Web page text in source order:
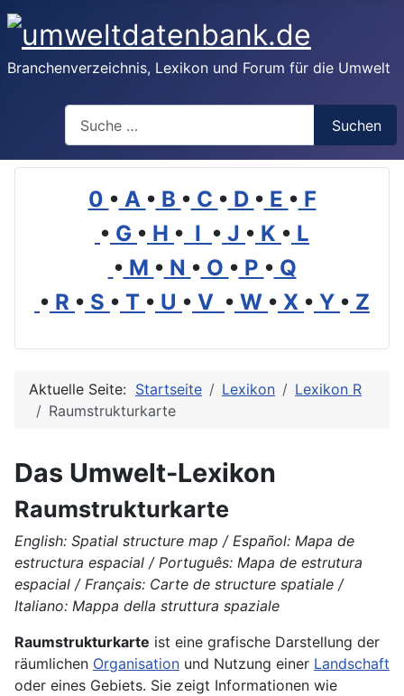
Branchenverzeichnis, Lexikon und Forum für die Umwelt
Suchen
0 • A • B • C • D • E • F
• G • H • I • J • K • L
• M • N • O • P • Q
• R • S • T • U • V • W • X • Y • Z
Aktuelle Seite: Startseite Lexikon
Lexikon R
Raumstrukturkarte
Das Umwelt-Lexikon
Raumstrukturkarte
English: Spatial structure map / Español: Mapa de
estructura espacial / Português: Mapa de estrutura
espacial / Français: Carte de structure spatiale /
Italiano: Mappa della struttura spaziale
Raumstrukturkarte ist eine grafische Darstellung der
räumlichen Organisation und Nutzung einer Landschaft
oder eines Gebiets. Sie zeigt Informationen wie